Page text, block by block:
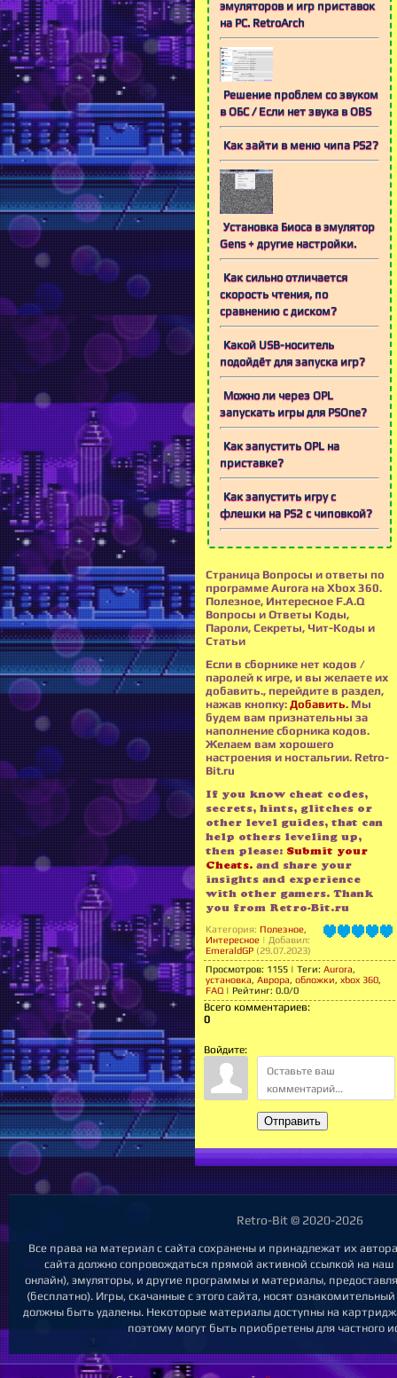
эмуляторов и игр приставок
на PC. RetroArch
Решение проблем со звуком
в ОБС / Если нет звука в OBS
Как зайти в меню чипа PS2?
Установка Биоса в эмулятор
Gens + другие настройки.
Как сильно отличается
скорость чтения, по
сравнению с диском?
Какой USB-носитель
подойдёт для запуска игр?
Можно ли через OPL
запускать игры для PSOne?
Как запустить OPL на
приставке?
Как запустить игру с
флешки на PS2 с чиповкой?
Страница Вопросы и ответы по
программе Aurora на Xbox 360.
Полезное, Интересное F.A.Q
Вопросы и Ответы Коды,
Пароли, Секреты, Чит-Коды и
Статьи
Если в сборнике нет кодов /
паролей к игре, и вы желаете их
добавить., перейдите в раздел,
нажав кнопку: Добавить. Мы
будем вам признательны за
наполнение сборника кодов.
Желаем вам хорошего
настроения и ностальгии. Retro-
Bit.ru
If you know cheat codes,
secrets, hints, glitches or
other level guides, that can
help others leveling up,
then please: Submit your
Cheats. and share your
insights and experience
with other gamers. Thank
you from Retro-Bit.ru
Категория: Полезное,
Интересное | Добавил:
EmeraldGP (29.07.2023)
Просмотров: 1155 | Теги: Aurora,
установка, Аврора, обложки, xbox 360,
FAQ | Рейтинг: 0.0/0
Всего комментариев:
0
Войдите:
Отправить
Retro-Bit © 2020-2026
Все права на материал с сайта сохранены и принадлежат их
сайта должно сопровождаться прямой активной ссылкой на
онлайн), эмуляторы, и другие программы и материалы,
(бесплатно). Игры, скачанные с этого сайта, носят
должны быть удалены. Некоторые материалы доступны на
поэтому могут быть приобретены для частного